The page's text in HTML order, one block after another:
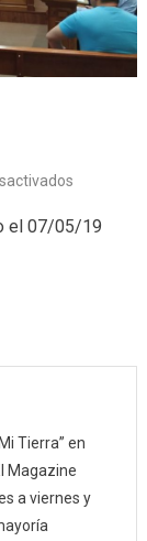
en
ordinario
el 07/05/19
Tierra” en
Magazine
a viernes y